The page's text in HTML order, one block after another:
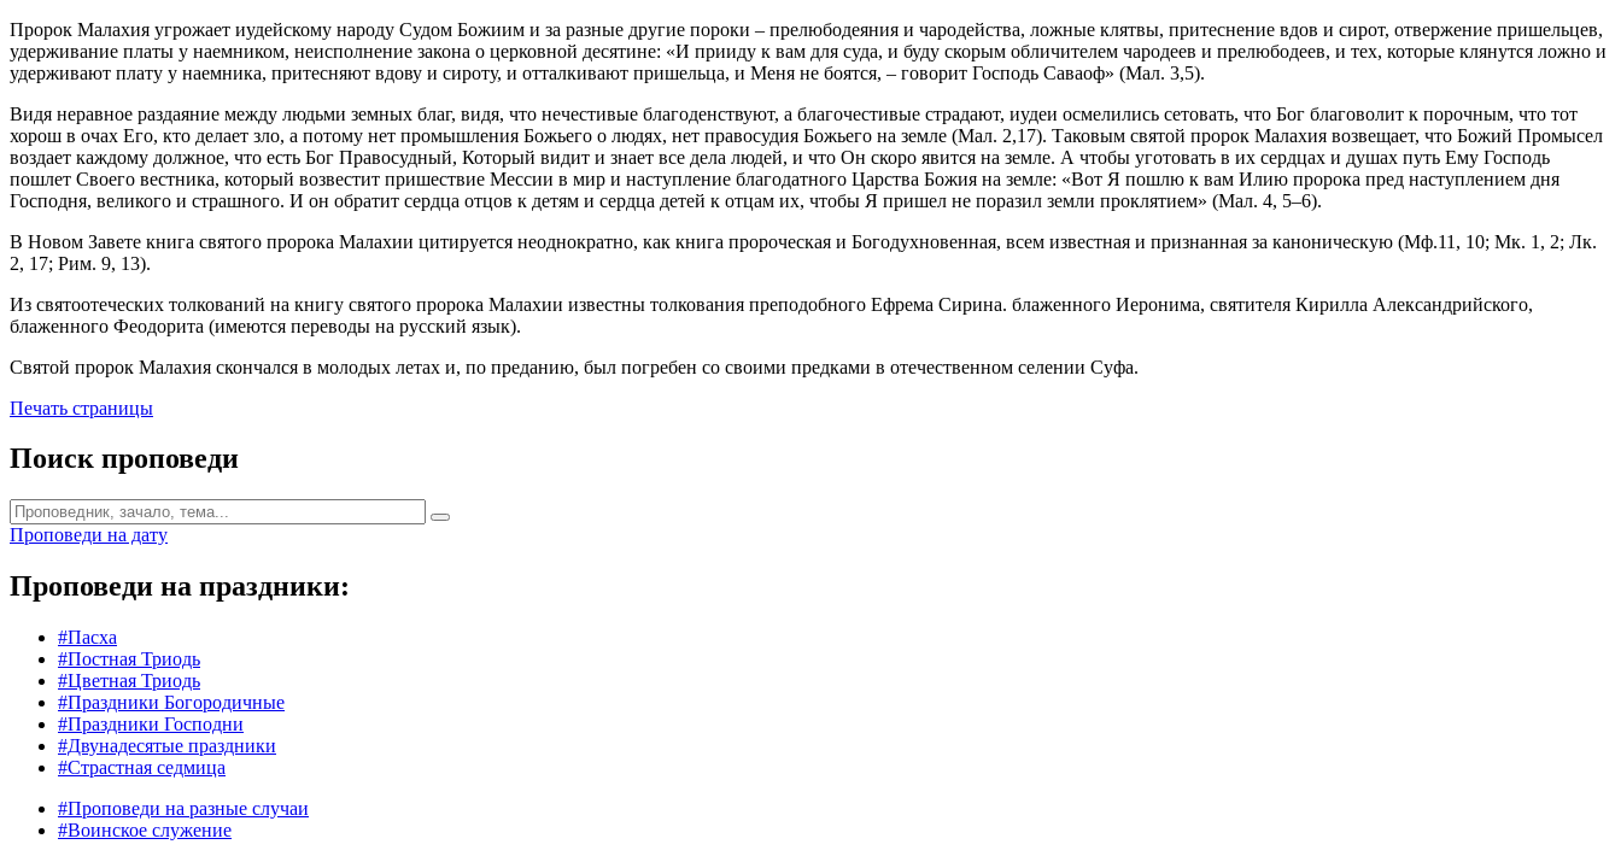
Пророк Малахия угрожает иудейскому народу Судом Божиим и за разные другие пороки – прелюбодеяния и чародейства, ложные клятвы, притеснение вдов и сирот, отвержение пришельцев,
удерживание платы у наемником, неисполнение закона о церковной десятине: «И прииду к вам для суда, и буду скорым обличителем чародеев и прелюбодеев, и тех, которые клянутся ложно и
удерживают плату у наемника, притесняют вдову и сироту, и отталкивают пришельца, и Меня не боятся, – говорит Господь Саваоф» (Мал. 3,5).
Видя неравное раздаяние между людьми земных благ, видя, что нечестивые благоденствуют, а благочестивые страдают, иудеи осмелились сетовать, что Бог благоволит к порочным, что тот
хорош в очах Его, кто делает зло, а потому нет промышления Божьего о людях, нет правосудия Божьего на земле (Мал. 2,17). Таковым святой пророк Малахия возвещает, что Божий Промысел
воздает каждому должное, что есть Бог Правосудный, Который видит и знает все дела людей, и что Он скоро явится на земле. А чтобы уготовать в их сердцах и душах путь Ему Господь
пошлет Своего вестника, который возвестит пришествие Мессии в мир и наступление благодатного Царства Божия на земле: «Вот Я пошлю к вам Илию пророка пред наступлением дня
Господня, великого и страшного. И он обратит сердца отцов к детям и сердца детей к отцам их, чтобы Я пришел не поразил земли проклятием» (Мал. 4, 5–6).
В Новом Завете книга святого пророка Малахии цитируется неоднократно, как книга пророческая и Богодухновенная, всем известная и признанная за каноническую (Мф.11, 10; Мк. 1, 2; Лк.
2, 17; Рим. 9, 13).
Из святоотеческих толкований на книгу святого пророка Малахии известны толкования преподобного Ефрема Сирина. блаженного Иеронима, святителя Кирилла Александрийского,
блаженного Феодорита (имеются переводы на русский язык).
Святой пророк Малахия скончался в молодых летах и, по преданию, был погребен со своими предками в отечественном селении Суфа.
Печать страницы
Поиск проповеди
Проповеди на дату
Проповеди на праздники:
#Пасха
#Постная Триодь
#Цветная Триодь
#Праздники Богородичные
#Праздники Господни
#Двунадесятые праздники
#Страстная седмица
#Проповеди на разные случаи
#Воинское служение